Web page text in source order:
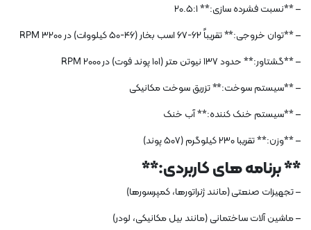
– **نسبت فشرده سازی:** 20.5:1
– **توان خروجی:** تقریباً 62-67 اسب بخار (46-50 کیلووات) در 3200 RPM
– **گشتاور:** حدود 137 نیوتن متر (101 پوند فوت) در 2000 RPM
– **سیستم سوخت:** تزریق سوخت مکانیکی
– **سیستم خنک کننده:** آب خنک
– **وزن:** تقریبا 230 کیلوگرم (507 پوند)
** برنامه های کاربردی:**
– تجهیزات صنعتی (مانند ژنراتورها، کمپرسورها)
– ماشین آلات ساختمانی (مانند بیل مکانیکی، لودر)